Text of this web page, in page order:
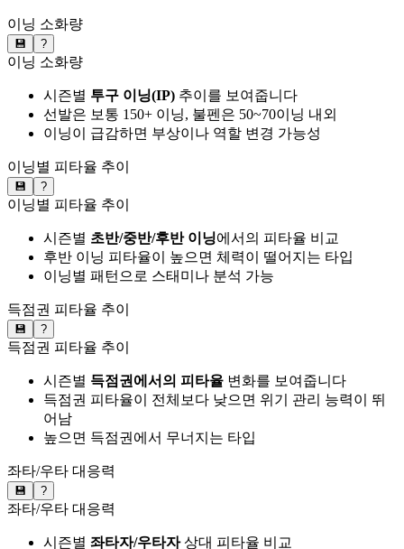
이닝 소화량
💾 ?
이닝 소화량
시즌별 투구 이닝(IP) 추이를 보여줍니다
선발은 보통 150+ 이닝, 불펜은 50~70이닝 내외
이닝이 급감하면 부상이나 역할 변경 가능성
이닝별 피타율 추이
💾 ?
이닝별 피타율 추이
시즌별 초반/중반/후반 이닝에서의 피타율 비교
후반 이닝 피타율이 높으면 체력이 떨어지는 타입
이닝별 패턴으로 스태미나 분석 가능
득점권 피타율 추이
💾 ?
득점권 피타율 추이
시즌별 득점권에서의 피타율 변화를 보여줍니다
득점권 피타율이 전체보다 낮으면 위기 관리 능력이 뛰
어남
높으면 득점권에서 무너지는 타입
좌타/우타 대응력
💾 ?
좌타/우타 대응력
시즌별 좌타자/우타자상대 피타율 비교